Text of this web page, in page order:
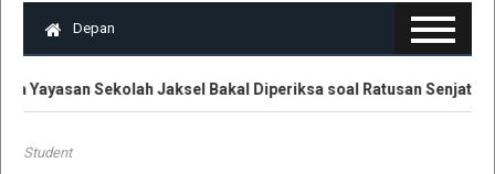
Depan
Yayasan Sekolah Jaksel Bakal Diperiksa soal Ratusan Senjata
Student